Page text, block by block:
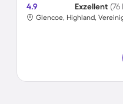
4.9 Exzellent
Glencoe, Highland,